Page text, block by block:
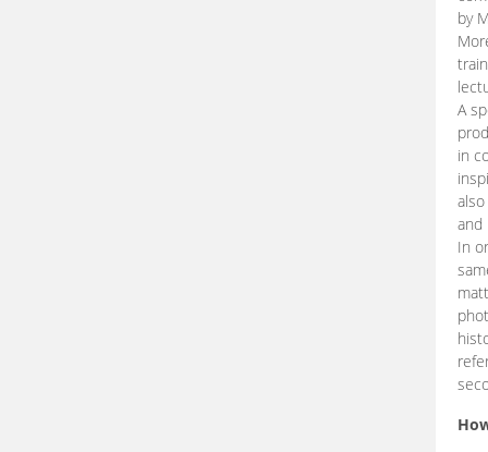
by
A
in
and
In